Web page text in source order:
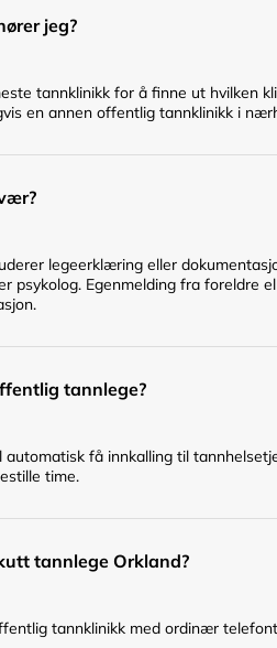
jeg?
tannklinikk for å finne ut hvilken
en annen offentlig tannklinikk i
legeerklæring eller
psykolog. Egenmelding fra foreldre
tannlege?
få innkalling til
time.
tannlege Orkland?
tannklinikk med ordinær